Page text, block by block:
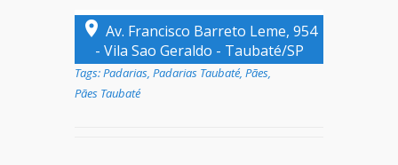
Av. Francisco Barreto Leme, 954
- Vila Sao Geraldo - Taubaté/SP
Tags:Padarias, Padarias Taubaté, Pães,
Pães Taubaté